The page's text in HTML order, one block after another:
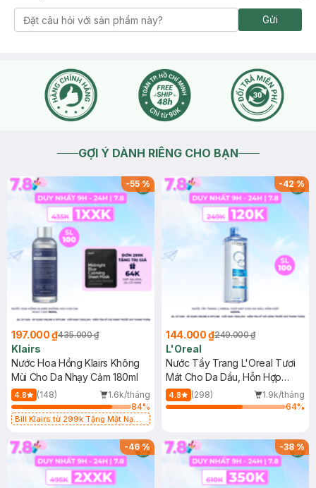
Gửi
GỢI Ý DÀNH RIÊNG CHO BẠN
-55%
197.000 ₫435.000 ₫
Klairs
Nước Hoa Hồng Klairs Không
Mùi Cho Da Nhạy Cảm 180ml
4.8 (148)
1.6k/tháng
84%
Bill Klairs từ 299k Tặng Mặt Nạ
25ml (SL Có Hạn)
-42%
144.000 ₫249.000 ₫
L'Oreal
Nước Tẩy Trang L'Oreal Tươi
Mát Cho Da Dầu, Hỗn Hợp
400ml
4.8 (298)
1.9k/tháng
64%
-46% -38%